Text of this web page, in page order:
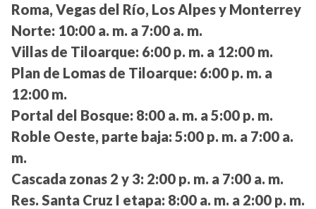
Roma, Vegas del Río, Los Alpes y Monterrey
Norte: 10:00 a. m. a 7:00 a. m.
Villas de Tiloarque: 6:00 p. m. a 12:00 m.
Plan de Lomas de Tiloarque: 6:00 p. m. a
12:00 m.
Portal del Bosque: 8:00 a. m. a 5:00 p. m.
Roble Oeste, parte baja: 5:00 p. m. a 7:00 a.
m.
Cascada zonas 2 y 3: 2:00 p. m. a 7:00 a. m.
Res. Santa Cruz I etapa: 8:00 a. m. a 2:00 p. m.